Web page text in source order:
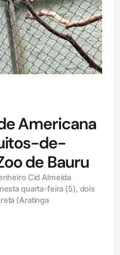
Americana
de-
de Bauru
Cid Almeida
quarta-feira (5), dois
(Aratinga